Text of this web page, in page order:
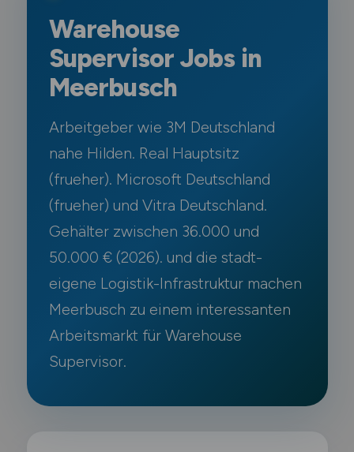
Warehouse
Supervisor Jobs in
Meerbusch
Arbeitgeber wie 3M Deutschland
nahe Hilden. Real Hauptsitz
(frueher). Microsoft Deutschland
(frueher) und Vitra Deutschland.
Gehälter zwischen 36.000 und
50.000 € (2026). und die stadt-
eigene Logistik-Infrastruktur machen
Meerbusch zu einem interessanten
Arbeitsmarkt für Warehouse
Supervisor.